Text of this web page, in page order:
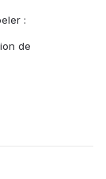
:
de